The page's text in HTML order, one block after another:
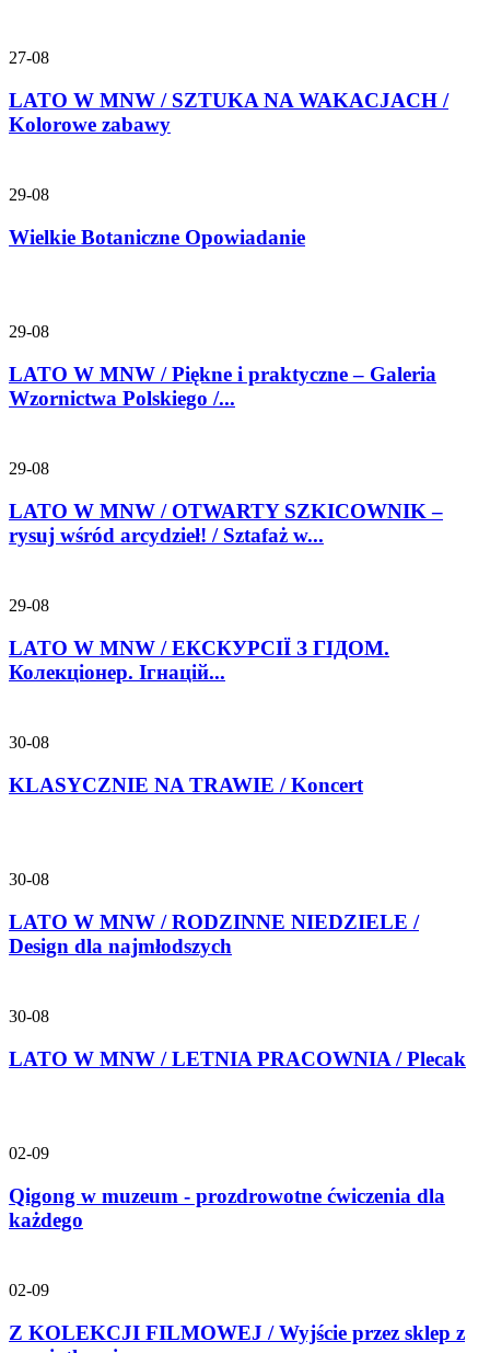
27-08
LATO W MNW / SZTUKA NA WAKACJACH /
Kolorowe zabawy
29-08
Wielkie Botaniczne Opowiadanie
29-08
LATO W MNW / Piękne i praktyczne – Galeria
Wzornictwa Polskiego /...
29-08
LATO W MNW / OTWARTY SZKICOWNIK –
rysuj wśród arcydzieł! / Sztafaż w...
29-08
LATO W MNW / ЕКСКУРСІЇ З ГІДОМ.
Колекціонер. Ігнацій...
30-08
KLASYCZNIE NA TRAWIE / Koncert
30-08
LATO W MNW / RODZINNE NIEDZIELE /
Design dla najmłodszych
30-08
LATO W MNW / LETNIA PRACOWNIA / Plecak
02-09
Qigong w muzeum - prozdrowotne ćwiczenia dla
każdego
02-09
Z KOLEKCJI FILMOWEJ / Wyjście przez sklep z